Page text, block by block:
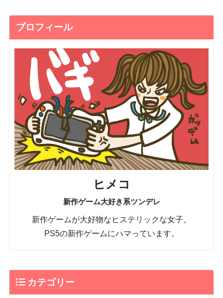
プロフィール
ヒメコ
新作ゲーム大好き系ツンデレ
新作ゲームが大好物なヒステリックな女子。
PS5の新作ゲームにハマっています。
カテゴリー